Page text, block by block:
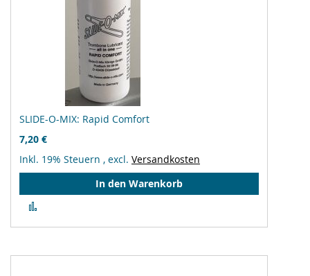
SLIDE-O-MIX: Rapid Comfort
7,20 €
Inkl. 19% Steuern , excl. Versandkosten
In den Warenkorb
hinzufügen